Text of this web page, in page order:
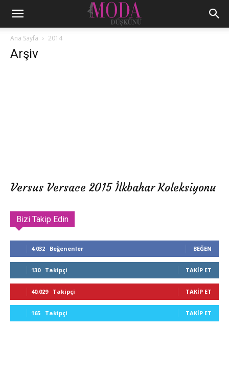
Ana Sayfa 2014
Arşiv
Versus Versace 2015 İlkbahar Koleksiyonu
Bizi Takip Edin
4,032 Beğenenler BEĞEN
130 Takipçi TAKIP ET
40,029 Takipçi TAKIP ET
165 Takipçi TAKIP ET